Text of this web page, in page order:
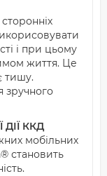
і при цьому
життя. Це
тишу.
зручного
ККД
мобільних
становить